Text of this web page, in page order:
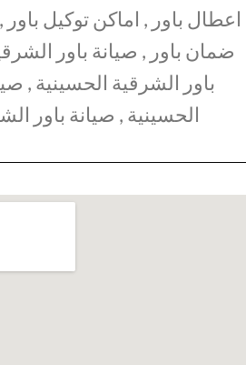
اعطال باور , اماكن توكيل باور
ضمان باور , صيانة باور
باور الشرقية الحسينية ,
الحسينية , صيانة باور